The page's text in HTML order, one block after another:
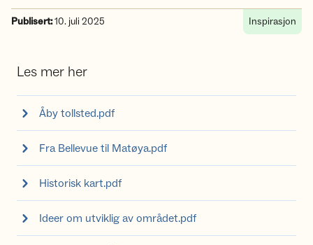
Publisert:10. juli 2025 Inspirasjon
Les mer her
Åby tollsted.pdf
Fra Bellevue til Matøya.pdf
Historisk kart.pdf
Ideer om utviklig av området.pdf